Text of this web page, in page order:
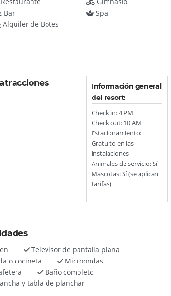
Bar
Alquiler de Botes
Spa
Información general
del resort:
Check in: 4 PM
Check out: 10 AM
Estacionamiento:
Gratuito en las
instalaciones
Animales de servicio: Sí
Mascotas: Sí (se aplican
tarifas)
Televisor de pantalla plana
o cocineta
Microondas
Baño completo
y tabla de planchar